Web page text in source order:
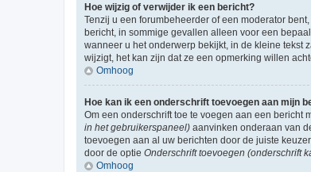
Hoe wijzig of verwijder ik een bericht?
Tenzij u een forumbeheerder of een moderator
bericht, in sommige gevallen alleen voor een
wanneer u het onderwerp bekijkt, in de kleine tekst
wijzigt, het kan zijn dat ze een opmerking willen
Omhoog
Hoe kan ik een onderschrift toevoegen aan mijn
Om een onderschrift toe te voegen aan een bericht
in het gebruikerspaneel) aanvinken onderaan van
toevoegen aan al uw berichten door de juiste
door de optie Onderschrift toevoegen (onderschrift
Omhoog